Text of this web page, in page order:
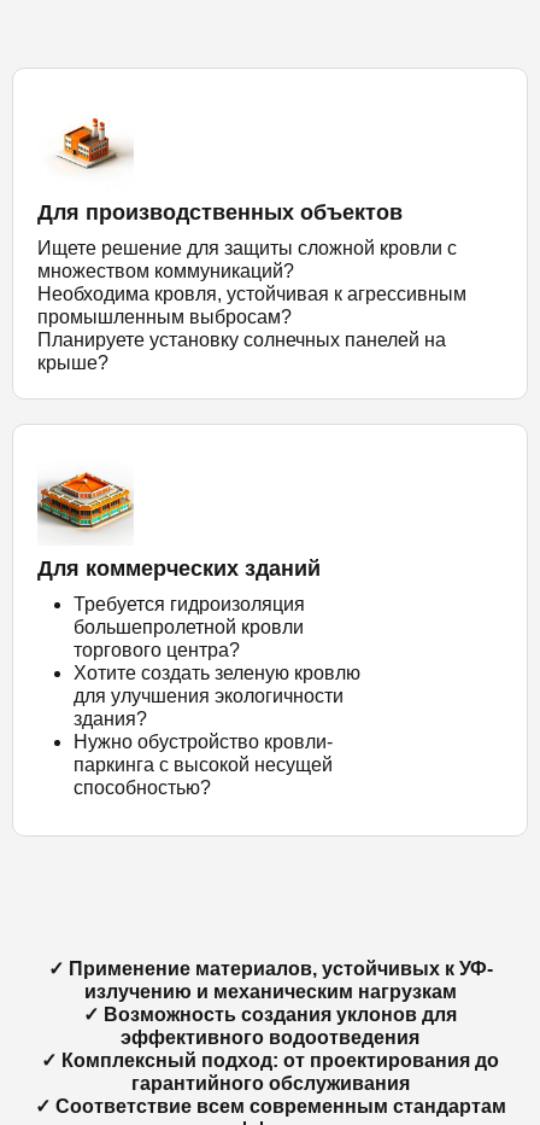
Для производственных объектов
Ищете решение для защиты сложной кровли с
множеством коммуникаций?
Необходима кровля, устойчивая к агрессивным
промышленным выбросам?
Планируете установку солнечных панелей на
крыше?
Для коммерческих зданий
Требуется гидроизоляция
большепролетной кровли
торгового центра?
Хотите создать зеленую кровлю
для улучшения экологичности
здания?
Нужно обустройство кровли-
паркинга с высокой несущей
способностью?
✓ Применение материалов, устойчивых к УФ-
излучению и механическим нагрузкам
✓ Возможность создания уклонов для
эффективного водоотведения
✓ Комплексный подход: от проектирования до
гарантийного обслуживания
✓ Соответствие всем современным стандартам